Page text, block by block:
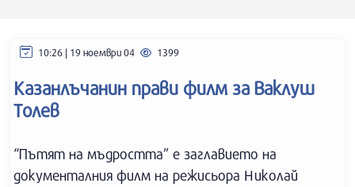
10:26 | 19 ноември 04 1399
Казанлъчанин прави филм за Ваклуш
Толев
“Пътят на мъдростта” е заглавието на
документалния филм на режисьора Николай